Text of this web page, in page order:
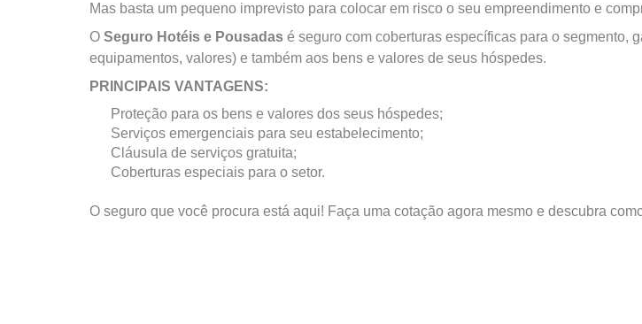
Mas basta um pequeno imprevisto para colocar em risco o seu empreendimento e
O Seguro Hotéis e Pousadasé seguro com coberturas específicas para o segmento,
equipamentos, valores) e também aos bens e valores de seus hóspedes.
PRINCIPAIS VANTAGENS:
Proteção para os bens e valores dos seus hóspedes;
Serviços emergenciais para seu estabelecimento;
Cláusula de serviços gratuita;
Coberturas especiais para o setor.
O seguro que você procura está aqui! Faça uma cotação agora mesmo e descubra